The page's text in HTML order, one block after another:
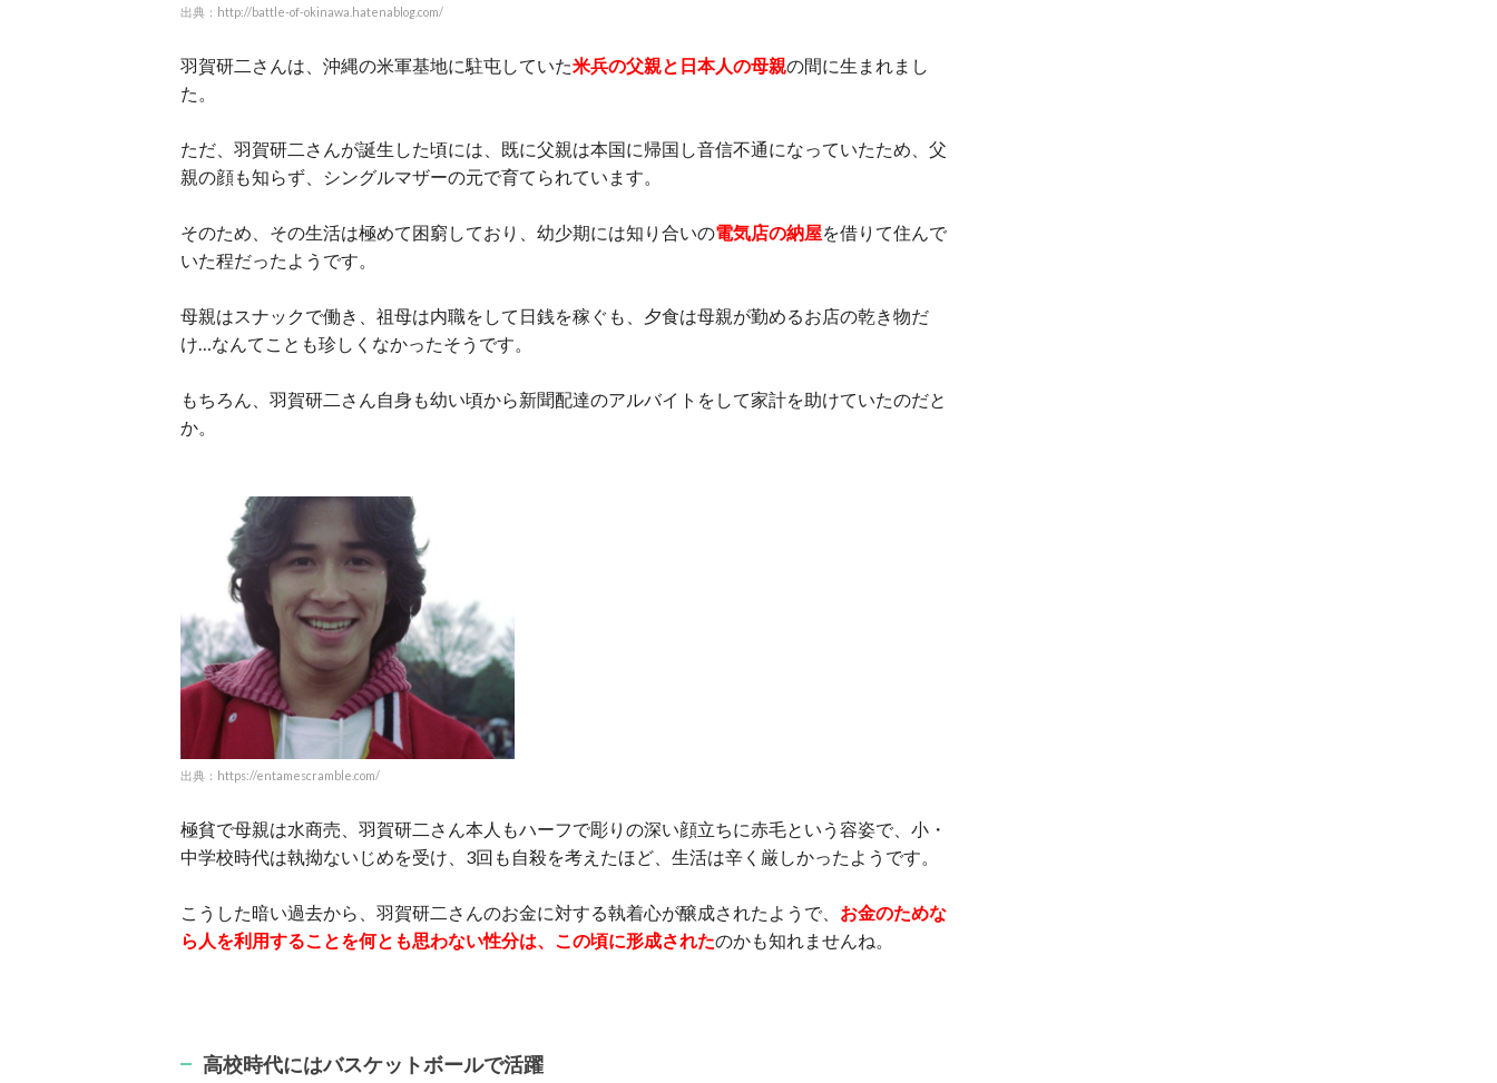
出典：http://battle-of-okinawa.hatenablog.com/
羽賀研二さんは、沖縄の米軍基地に駐屯していた米兵の父親と日本人の母親の間に生まれまし
た。
ただ、羽賀研二さんが誕生した頃には、既に父親は本国に帰国し音信不通になっていたため、父
親の顔も知らず、シングルマザーの元で育てられています。
そのため、その生活は極めて困窮しており、幼少期には知り合いの電気店の納屋を借りて住んで
いた程だったようです。
母親はスナックで働き、祖母は内職をして日銭を稼ぐも、夕食は母親が勤めるお店の乾き物だ
け…なんてことも珍しくなかったそうです。
もちろん、羽賀研二さん自身も幼い頃から新聞配達のアルバイトをして家計を助けていたのだと
か。
出典：https://entamescramble.com/
極貧で母親は水商売、羽賀研二さん本人もハーフで彫りの深い顔立ちに赤毛という容姿で、小・
中学校時代は執拗ないじめを受け、3回も自殺を考えたほど、生活は辛く厳しかったようです。
こうした暗い過去から、羽賀研二さんのお金に対する執着心が醸成されたようで、 お金のためな
ら人を利用することを何とも思わない性分は、この頃に形成されたのかも知れませんね。
高校時代にはバスケットボールで活躍